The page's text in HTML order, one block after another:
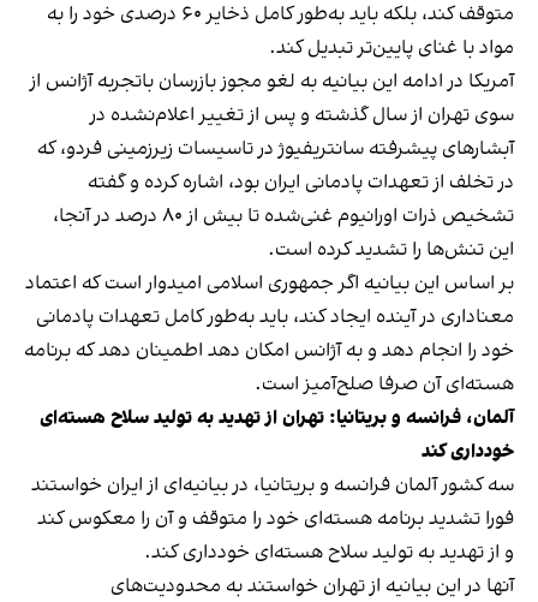
متوقف کند، بلکه باید به‌طور کامل ذخایر ۶۰ درصدی خود را به
مواد با غنای پایین‌تر تبدیل کند.
آمریکا در ادامه این بیانیه به لغو مجوز بازرسان باتجربه آژانس از
سوی تهران از سال گذشته و پس از تغییر اعلام‌نشده در
آبشارهای پیشرفته سانتریفیوژ در تاسیسات زیرزمینی فردو، که
در تخلف از تعهدات پادمانی ایران بود، اشاره کرده و گفته
تشخیص ذرات اورانیوم غنی‌شده تا بیش از ۸۰ درصد در آنجا،
این تنش‌ها را تشدید کرده است.
بر اساس این بیانیه اگر جمهوری اسلامی امیدوار است که اعتماد
معناداری در آینده ایجاد کند، باید به‌طور کامل تعهدات پادمانی
خود را انجام دهد و به آژانس امکان دهد اطمینان دهد که برنامه
هسته‌ای آن صرفا صلح‌آمیز است.
آلمان، فرانسه و بریتانیا: تهران از تهدید به تولید سلاح هسته‌ای
خودداری کند
سه کشور آلمان فرانسه و بریتانیا، در بیانیه‌ای از ایران خواستند
فورا تشدید برنامه هسته‌ای خود را متوقف و آن را معکوس کند
و از تهدید به تولید سلاح هسته‌ای خودداری کند.
آنها در این بیانیه از تهران خواستند به محدودیت‌های